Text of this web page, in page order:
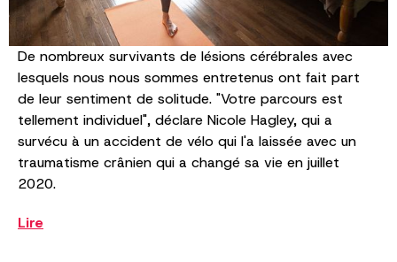
De nombreux survivants de lésions cérébrales avec
lesquels nous nous sommes entretenus ont fait part
de leur sentiment de solitude. "Votre parcours est
tellement individuel", déclare Nicole Hagley, qui a
survécu à un accident de vélo qui l'a laissée avec un
traumatisme crânien qui a changé sa vie en juillet
2020.
Lire